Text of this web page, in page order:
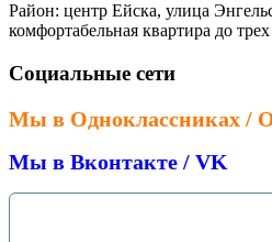
Район: центр Ейска, улица
комфортабельная квартира до
Социальные сети
Мы в Одноклассниках /
Мы в Вконтакте / VK